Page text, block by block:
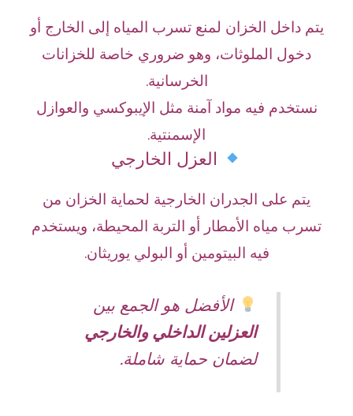
يتم داخل الخزان لمنع تسرب المياه إلى الخارج أو
دخول الملوثات، وهو ضروري خاصة للخزانات
الخرسانية.
نستخدم فيه مواد آمنة مثل الإيبوكسي والعوازل
الإسمنتية.
العزل الخارجي
يتم على الجدران الخارجية لحماية الخزان من
تسرب مياه الأمطار أو التربة المحيطة، ويستخدم
فيه البيتومين أو البولي يوريثان.
الأفضل هو الجمع بين
العزلين الداخلي والخارجي
لضمان حماية شاملة.